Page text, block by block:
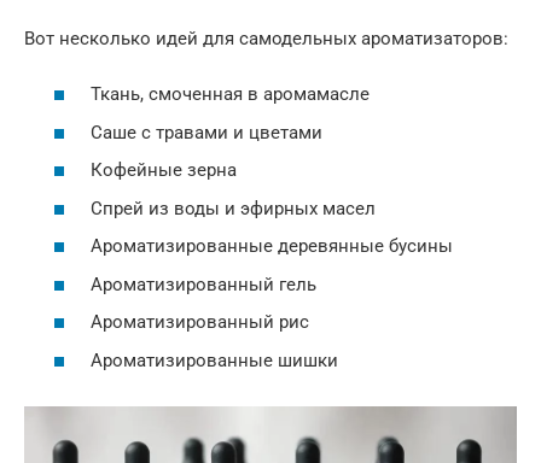
Вот несколько идей для самодельных ароматизаторов:
Ткань, смоченная в аромамасле
Саше с травами и цветами
Кофейные зерна
Спрей из воды и эфирных масел
Ароматизированные деревянные бусины
Ароматизированный гель
Ароматизированный рис
Ароматизированные шишки